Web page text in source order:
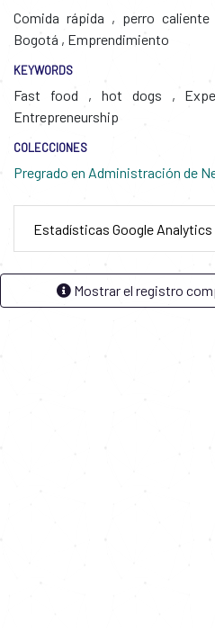
Comida rápida , perro caliente
Bogotá , Emprendimiento
KEYWORDS
Fast food , hot dogs ,
Entrepreneurship
COLECCIONES
Pregrado en Administración de
Estadísticas Google Analytics
Mostrar el registro